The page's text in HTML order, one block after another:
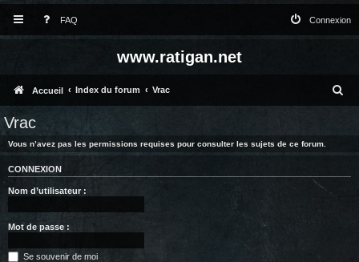
FAQ Connexion
www.ratigan.net
Accueil Index du forum Vrac
e
Vrac
Vous n’avez pas les permissions requises pour consulter les sujets de ce forum.
CONNEXION
Nom d’utilisateur :
Mot de passe :
Se souvenir de moi